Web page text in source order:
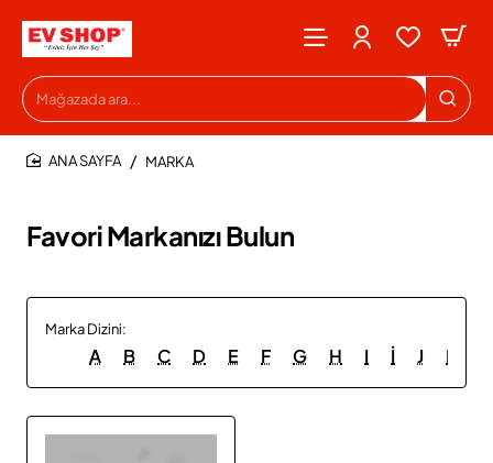
Mağazada
ara...
Favori Markanızı Bulun
MARKA
Marka Dizini:
A B C D E F G H I İ J K